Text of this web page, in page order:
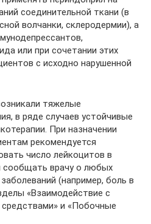
соединительной ткани (в
волчанки, склеродермии), а
или при сочетании этих
с исходно нарушенной
тяжелые
в ряде случаев устойчивые
При назначении
рекомендуется
число лейкоцитов в
врачу о любых
(например, боль в
«Взаимодействие с
и «Побочные